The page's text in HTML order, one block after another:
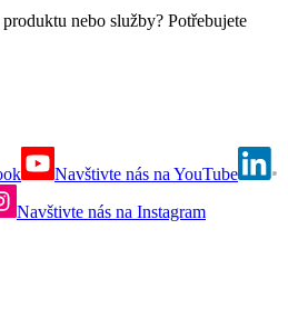
nebo služby? Potřebujete
Navštivte nás na YouTube
Navštivte nás na Instagram